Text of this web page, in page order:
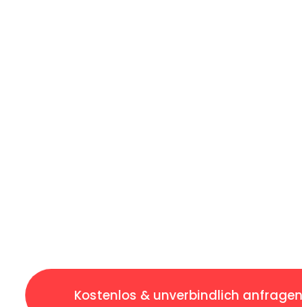
Kostenlos & unverbindlich